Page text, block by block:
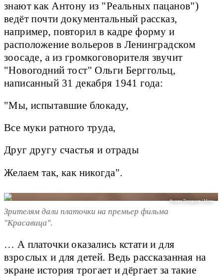
знают как Антону из "Реальных пацанов")
ведёт почти документальный рассказ,
например, повторил в кадре форму и
расположение вольеров в Ленинградском
зоосаде, а из громкоговорителя звучит
"Новогодний тост" Ольги Берггольц,
написанный 31 декабря 1941 года:
"Мы, испытавшие блокаду,
Все муки ратного труда,
Друг другу счастья и отрады
Желаем так, как никогда".
Феликс Грозданов / Metro
Зрителям дали платочки на премьер фильма
"Красавица".
… А платочки оказались кстати и для
взрослых и для детей. Ведь рассказанная на
экране история трогает и дёргает за такие